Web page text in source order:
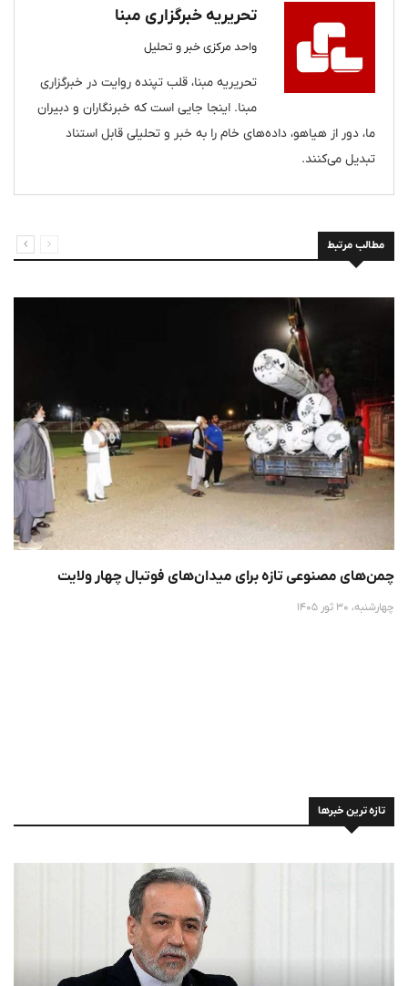
تحریریه خبرگزاری مبنا
واحد مرکزی خبر و تحلیل
تحریریه مبنا، قلب تپنده روایت در خبرگزاری
مبنا. اینجا جایی است که خبرنگاران و دبیران
ما، دور از هیاهو، داده‌های خام را به خبر و تحلیلی قابل استناد
تبدیل می‌کنند.
مطالب مرتبط
چمن‌های مصنوعی تازه برای میدان‌های فوتبال چهار ولایت
چهارشنبه، 30 ثور 1405
تازه ترین خبرها